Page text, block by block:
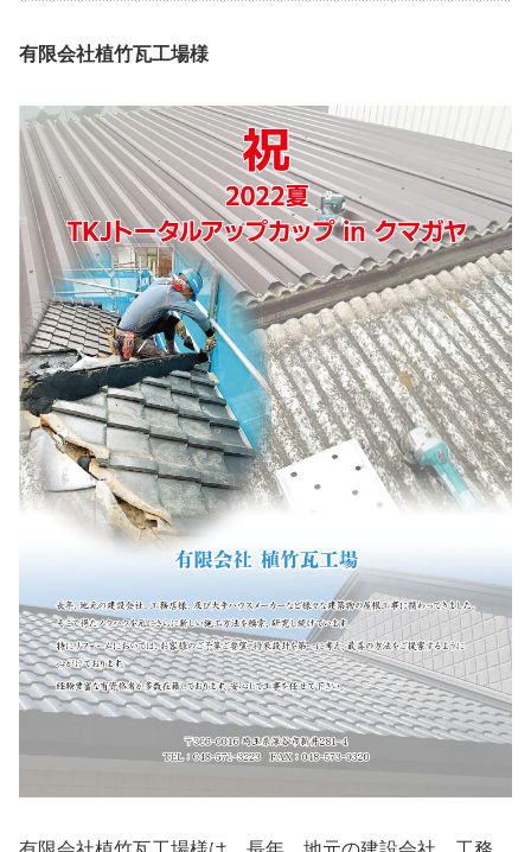
有限会社植竹瓦工場様